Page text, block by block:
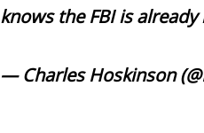
knows the FBI is
— Charles Hoskinson